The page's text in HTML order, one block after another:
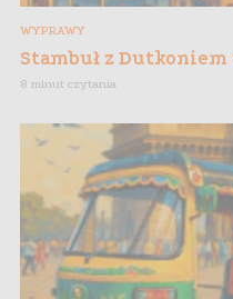
WYPRAWY
Stambuł z
8 minut czytania